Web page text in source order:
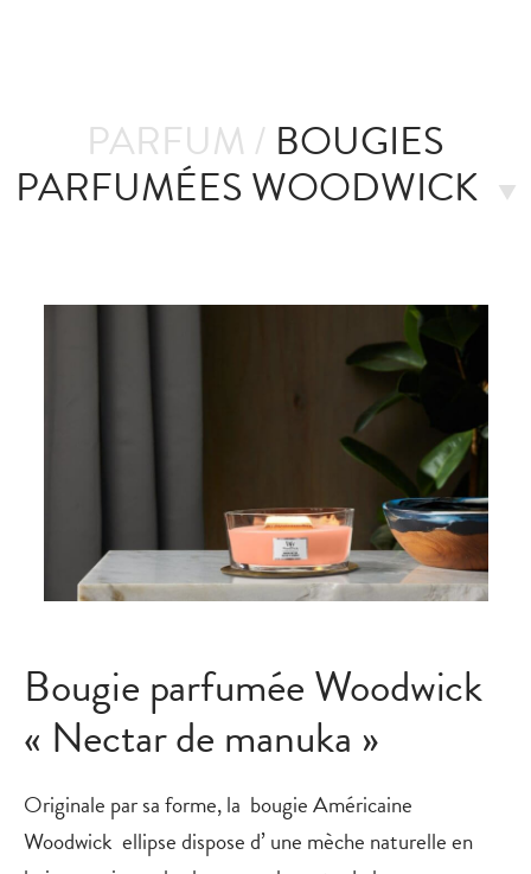
PARFUM / BOUGIES
PARFUMÉES WOODWICK
Bougie parfumée Woodwick
« Nectar de manuka »
Originale par sa forme, la bougie Américaine
Woodwick ellipsedispose d’ une mèche naturelle en